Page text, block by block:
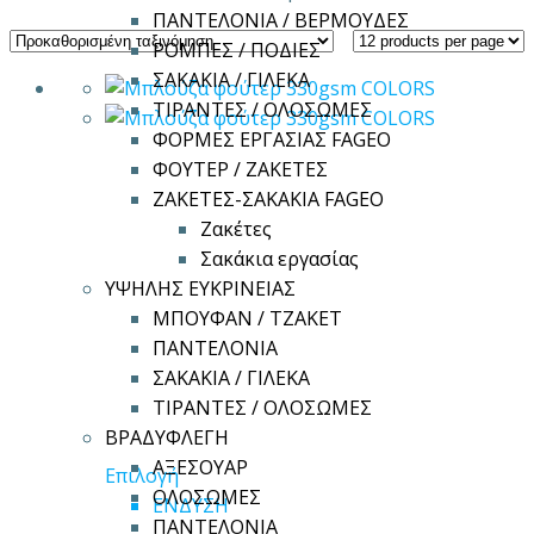
ΠΑΝΤΕΛΟΝΙΑ / ΒΕΡΜΟΥΔΕΣ
ΡΟΜΠΕΣ / ΠΟΔΙΕΣ
ΣΑΚΑΚΙΑ / ΓΙΛΕΚΑ
ΤΙΡΑΝΤΕΣ / ΟΛΟΣΩΜΕΣ
ΦΟΡΜΕΣ ΕΡΓΑΣΙΑΣ FAGEO
ΦΟΥΤΕΡ / ΖΑΚΕΤΕΣ
ΖΑΚΕΤΕΣ-ΣΑΚΑΚΙΑ FAGEO
Ζακέτες
Σακάκια εργασίας
ΥΨΗΛΗΣ ΕΥΚΡΙΝΕΙΑΣ
ΜΠΟΥΦΑΝ / ΤΖΑΚΕΤ
ΠΑΝΤΕΛΟΝΙΑ
ΣΑΚΑΚΙΑ / ΓΙΛΕΚΑ
ΤΙΡΑΝΤΕΣ / ΟΛΟΣΩΜΕΣ
ΒΡΑΔΥΦΛΕΓΗ
ΑΞΕΣΟΥΑΡ
ΟΛΟΣΩΜΕΣ
ΠΑΝΤΕΛΟΝΙΑ
ΕπιλογήΑυτό
το
ΕΝΔΥΣΗ